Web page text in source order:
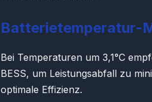
Batterietemperatur-
Bei Temperaturen um 3,1°C
BESS, um Leistungsabfall zu
optimale Effizienz.